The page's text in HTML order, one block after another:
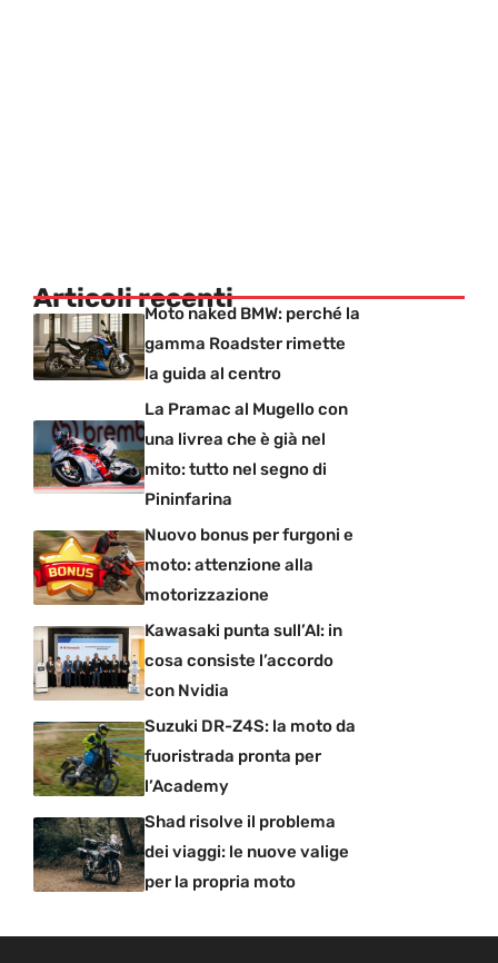
Articoli recentiMoto naked BMW: perché la
gamma Roadster rimette
la guida al centro
La Pramac al Mugello con
una livrea che è già nel
mito: tutto nel segno di
Pininfarina
Nuovo bonus per furgoni e
moto: attenzione alla
motorizzazione
Kawasaki punta sull’AI: in
cosa consiste l’accordo
con Nvidia
Suzuki DR-Z4S: la moto da
fuoristrada pronta per
l’Academy
Shad risolve il problema
dei viaggi: le nuove valige
per la propria moto